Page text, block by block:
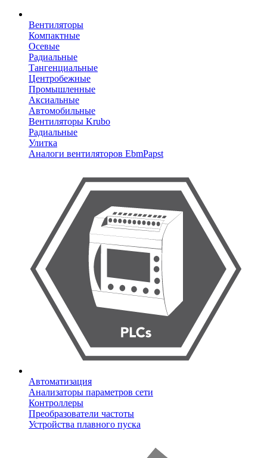
Вентиляторы
Компактные
Осевые
Радиальные
Тангенциальные
Центробежные
Промышленные
Аксиальные
Автомобильные
Вентиляторы Krubo
Радиальные
Улитка
Аналоги вентиляторов EbmPapst
Автоматизация
Анализаторы параметров сети
Контроллеры
Преобразователи частоты
Устройства плавного пуска